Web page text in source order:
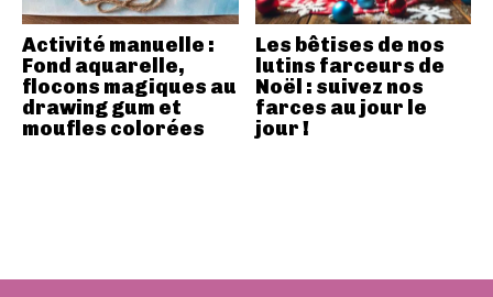
Activité manuelle :
Fond aquarelle,
flocons magiques au
drawing gum et
moufles colorées
Les bêtises de nos
lutins farceurs de
Noël : suivez nos
farces au jour le
jour !